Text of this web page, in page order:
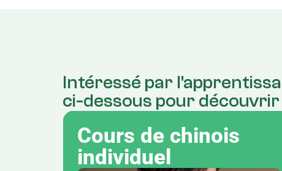
Intéressé par
ci-dessous pour
Cours de chinois
individuel